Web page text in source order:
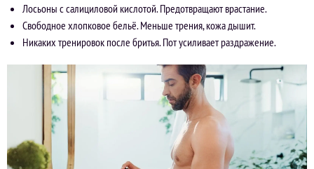
Лосьоны с салициловой кислотой. Предотвращают врастание.
Свободное хлопковое бельё. Меньше трения, кожа дышит.
Никаких тренировок после бритья. Пот усиливает раздражение.